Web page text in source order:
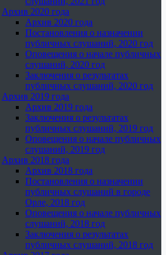
Архив 2020 года
Архив 2020 года
Постановления о назначении
публичных слушаний, 2020 год
Оповещения о начале публичных
слушаний, 2020 год
Заключения о результатах
публичных слушаний, 2020 год
Архив 2019 года
Архив 2019 года
Заключения о результатах
публичных слушаний, 2019 год
Оповещения о начале публичных
слушаний, 2019 год
Архив 2018 года
Архив 2018 года
Постановления о назначении
публичных слушаний в городе
Орле, 2018 год
Оповещения о начале публичных
слушаний, 2018 год
Заключения о результатах
публичных слушаний, 2018 год